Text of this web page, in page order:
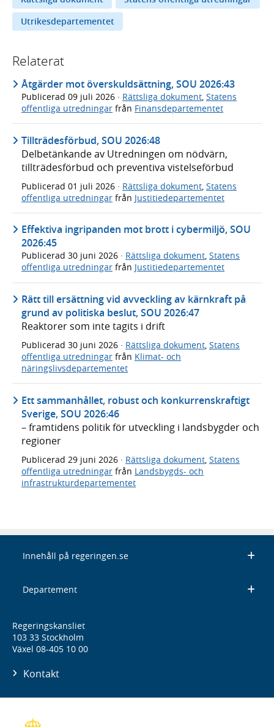
Utrikesdepartementet
Relaterat
Åtgärder mot överskuldsättning, SOU 2026:43
Publicerad 09 juli 2026 · Rättsliga dokument, Statens
offentliga utredningar från Finansdepartementet
Tillträdesförbud, SOU 2026:48
Delbetänkande av Utredningen om nödvärn,
tillträdesförbud och preventiva vistelseförbud
Publicerad 01 juli 2026 · Rättsliga dokument Statens
offentliga utredningar från Justitiedepartementet
Effektiva ingripanden mot brott i cybermiljö, SOU
2026:45
Publicerad 30 juni 2026 · Rättsliga dokument, Statens
offentliga utredningar från Justitiedepartementet
Rätt till ersättning vid avveckling av kärnkraft på
grund av politiska beslut, SOU 2026:47
Reaktorer som inte tagits i drift
Publicerad 30 juni 2026 · Rättsliga dokument, Statens
offentliga utredningar från Klimat- och
näringslivsdepartementet
Ett sammanhållet, robust och konkurrenskraftigt
Sverige, SOU 2026:46
– framtidens politik för utveckling i landsbygder och
regioner
Publicerad 29 juni 2026 · Rättsliga dokument Statens
offentliga utredningar från Landsbygds- och
infrastrukturdepartementet
Innehåll på regeringen.se
Departement
Regeringskansliet
103 33 Stockholm
Växel 08-405 10 00
Kontakt